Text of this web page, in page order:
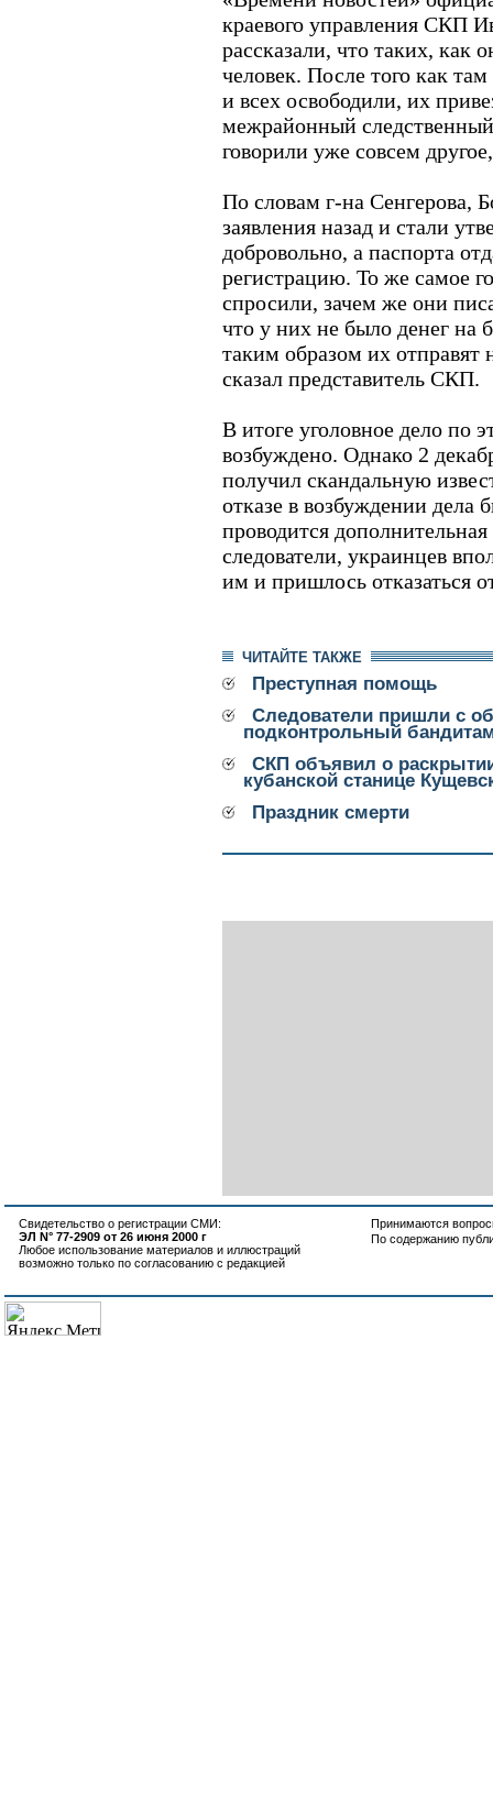
краевого управления СКП
рассказали, что таких, как
человек. После того как
и всех освободили, их
межрайонный
говорили уже совсем
По словам г-на Сенгерова,
заявления назад и стали
добровольно, а паспорта
регистрацию. То же самое
спросили, зачем же они
что у них не было денег на
таким образом их отправят
сказал представитель СКП.
В итоге уголовное дело по
возбуждено. Однако 2
получил скандальную
отказе в возбуждении дела
проводится
следователи, украинцев
им и пришлось отказаться
ЧИТАЙТЕ ТАКЖЕ
Преступная помощь
Следователи пришли с
подконтрольный
СКП объявил о
кубанской станице
Праздник смерти
Свидетельство о регистрации СМИ:
ЭЛ N° 77-2909 от 26 июня 2000 г
Любое использование материалов и иллюстраций
возможно только по согласованию с редакцией
Принимаются
По содержанию